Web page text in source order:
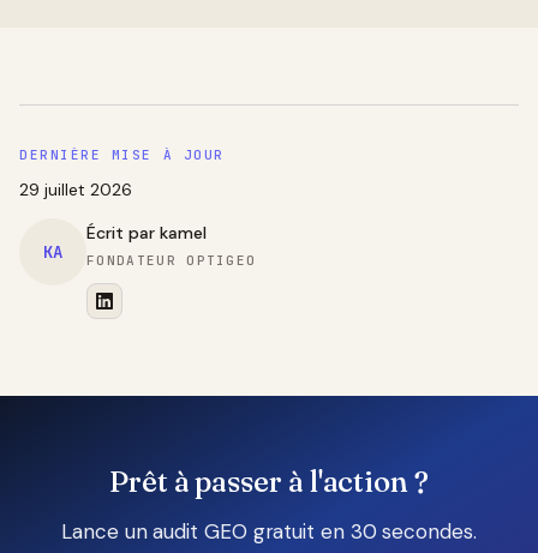
DERNIÈRE MISE À JOUR
29 juillet 2026
KA
Écrit par kamel
FONDATEUR OPTIGEO
Prêt à passer à l'action ?
Lance un audit GEO gratuit en 30 secondes.